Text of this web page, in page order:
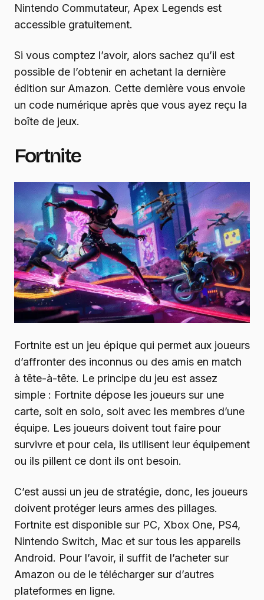
Nintendo Commutateur, Apex Legends est
accessible gratuitement.
Si vous comptez l’avoir, alors sachez qu’il est
possible de l’obtenir en achetant la dernière
édition sur Amazon. Cette dernière vous envoie
un code numérique après que vous ayez reçu la
boîte de jeux.
Fortnite
Fortnite est un jeu épique qui permet aux joueurs
d’affronter des inconnus ou des amis en match
à tête-à-tête. Le principe du jeu est assez
simple : Fortnite dépose les joueurs sur une
carte, soit en solo, soit avec les membres d’une
équipe. Les joueurs doivent tout faire pour
survivre et pour cela, ils utilisent leur équipement
ou ils pillent ce dont ils ont besoin.
C’est aussi un jeu de stratégie, donc, les joueurs
doivent protéger leurs armes des pillages.
Fortnite est disponible sur PC, Xbox One, PS4,
Nintendo Switch, Mac et sur tous les appareils
Android. Pour l’avoir, il suffit de l’acheter sur
Amazon ou de le télécharger sur d’autres
plateformes en ligne.